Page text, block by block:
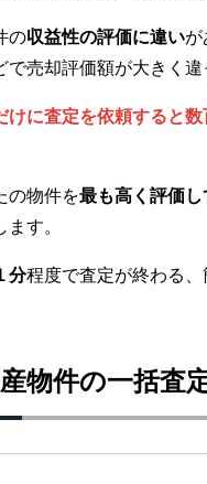
の収益性の評価に違いが
で売却評価額が大きく違
けに査定を依頼すると
の物件を最も高く評価し
ます。
分程度で査定が終わる、
物件の一括査